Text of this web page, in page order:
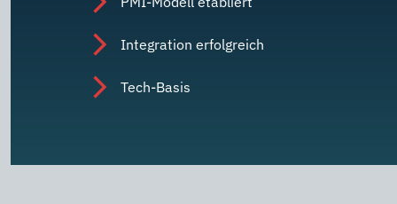
Integration erfolgreich
Tech-Basis